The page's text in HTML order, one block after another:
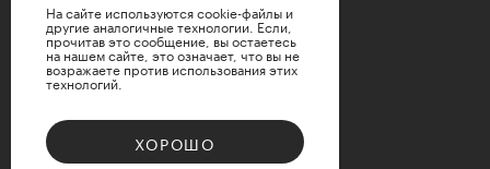
СБРОСИТЬ
На сайте используются cookie-файлы и
другие аналогичные технологии. Если,
прочитав это сообщение, вы остаетесь
на нашем сайте, это означает, что вы не
возражаете против использования этих
технологий.
ХОРОШО